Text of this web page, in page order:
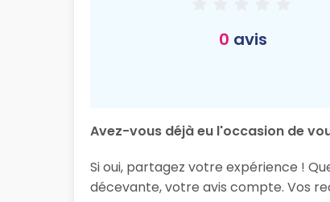
0 avis
Avez-vous déjà eu l'occasion de
Si oui, partagez votre expérience !
décevante, votre avis compte. Vos